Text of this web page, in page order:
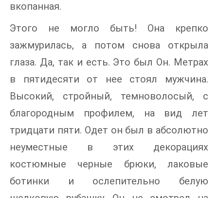
вкопанная.
Этого не могло быть! Она крепко
зажмурилась, а потом снова открыла
глаза. Да, так и есть. Это был Он. Метрах
в пятидесяти от нее стоял мужчина.
Высокий, стройный, темноволосый, с
благородным профилем, на вид лет
тридцати пяти. Одет он был в абсолютно
неуместные в этих декорациях
костюмные черные брюки, лаковые
ботинки и ослепительно белую